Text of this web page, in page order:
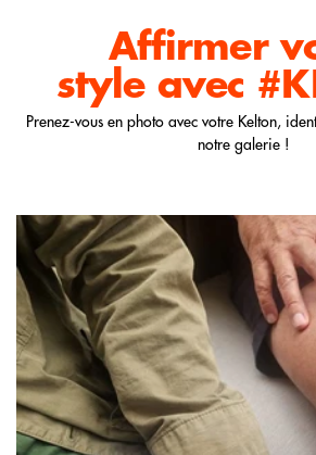
Affirmer
style avec
Prenez-vous en photo avec votre Kelton,
notre galerie !